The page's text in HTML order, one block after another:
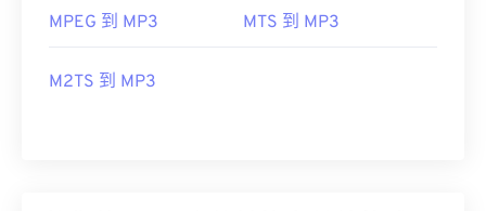
MPEG 到 MP3 MTS 到 MP3
M2TS 到 MP3